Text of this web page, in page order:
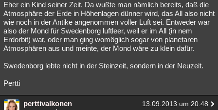
Eher ein Kind seiner Zeit. Da wußte man nämlich bereits, daß die
Atmosphäre der Erde in Höhenlagen dünner wird, das All also nicht
wie noch in der Antike angenommen voller Luft sei. Entweder war
also der Mond für Swedenborg luftleer, weil er im All (in nem
Erdorbit) war, oder man ging womöglich sogar von planetaren
Atmosphären aus und meinte, der Mond wäre zu klein dafür.
Swedenborg lebte nicht in der Steinzeit, sondern in der Neuzeit.
Pertti
perttivalkonen 13.09.2013 um 20:48